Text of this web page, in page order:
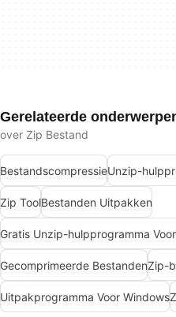
Gerelateerde
over Zip Bestand
BestandscompressieUnzip-
Zip ToolBestanden Uitpakken
Gecomprimeerde BestandenZip-
Uitpakprogramma Voor Windows